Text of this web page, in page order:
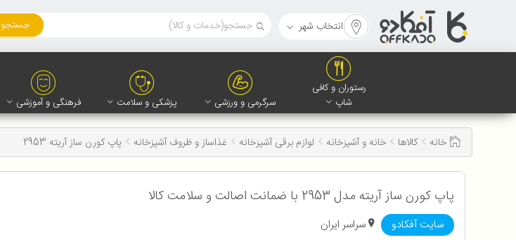
انتخاب شهر جستجو
رستوران و کافی
شاپ
سرگرمی و ورزشی پزشکی و سلامت فرهنگی و آموزشی
خانه کالاها خانه و آشپزخانه لوازم برقی آشپزخانه غذاساز و ظروف آشپزخانه پاپ کورن ساز آریته 2953
پاپ کورن ساز آریته مدل 2953 با ضمانت اصالت و سلامت کالا
سایت آفکادو سراسر ایران